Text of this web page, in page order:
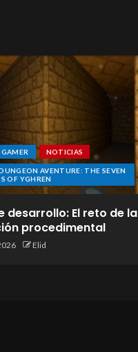
NOTICIAS
AVENTURE: THE SEVEN
OF YGHREN
desarrollo: El reto de la
procedimental
Elid